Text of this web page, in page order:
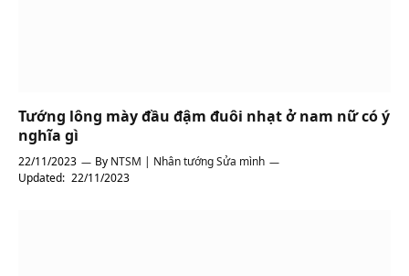
Tướng lông mày đầu đậm đuôi nhạt ở nam nữ có ý
nghĩa gì
22/11/2023 By NTSM | Nhân tướng Sửa mình
Updated: 22/11/2023